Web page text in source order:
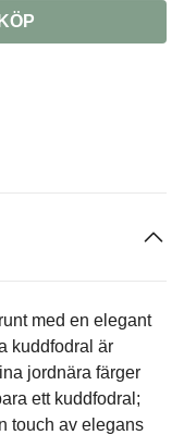
KÖP
med en elegant
kuddfodral är
jordnära färger
ett kuddfodral;
touch av elegans